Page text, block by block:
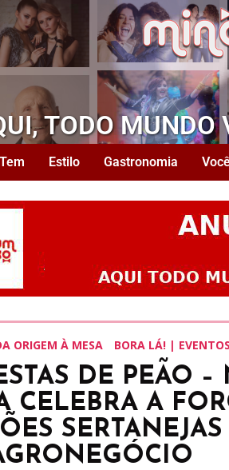
TODO MUNDO
Estilo Gastronomia
ORIGEM À MESA BORA LÁ! | EVENTOS
DE PEÃO –
CELEBRA A